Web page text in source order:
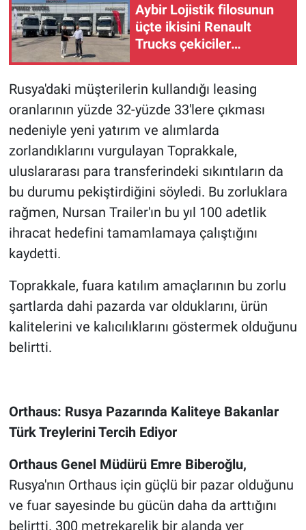
Aybir Lojistik filosunun
üçte ikisini Renault
Trucks çekiciler
Rusya'daki müşterilerin kullandığı leasing
oranlarının yüzde 32-yüzde 33'lere çıkması
nedeniyle yeni yatırım ve alımlarda
zorlandıklarını vurgulayan Toprakkale,
uluslararası para transferindeki sıkıntıların da
bu durumu pekiştirdiğini söyledi. Bu zorluklara
rağmen, Nursan Trailer'ın bu yıl 100 adetlik
ihracat hedefini tamamlamaya çalıştığını
kaydetti.
Toprakkale, fuara katılım amaçlarının bu zorlu
şartlarda dahi pazarda var olduklarını, ürün
kalitelerini ve kalıcılıklarını göstermek olduğunu
belirtti.
Orthaus: Rusya Pazarında Kaliteye Bakanlar
Türk Treylerini Tercih Ediyor
Orthaus Genel Müdürü Emre Biberoğlu,
Rusya'nın Orthaus için güçlü bir pazar olduğunu
ve fuar sayesinde bu gücün daha da arttığını
belirtti. 300 metrekarelik bir alanda yer